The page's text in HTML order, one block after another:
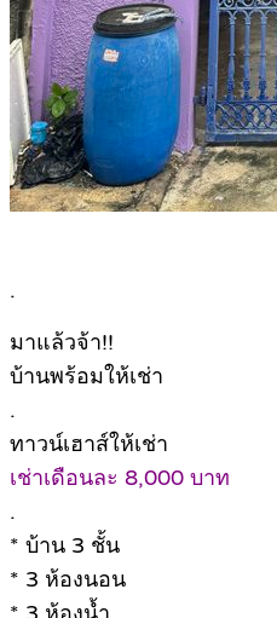
.
มาแล้วจ้า!!
บ้านพร้อมให้เช่า
.
ทาวน์เฮาส์ให้เช่า
เช่าเดือนละ 8,000 บาท
.
* บ้าน 3 ชั้น
* 3 ห้องนอน